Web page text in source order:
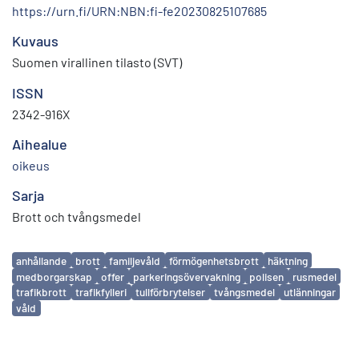
https://urn.fi/URN:NBN:fi-fe20230825107685
Kuvaus
Suomen virallinen tilasto (SVT)
ISSN
2342-916X
Aihealue
oikeus
Sarja
Brott och tvångsmedel
Avainsanat
anhållande brott familjevåld förmögenhetsbrott
häktning
medborgarskap
offer parkeringsövervakning polisen
rusmedel
trafikbrott
trafikfylleri tullförbrytelser tvångsmedel
utlänningar
våld